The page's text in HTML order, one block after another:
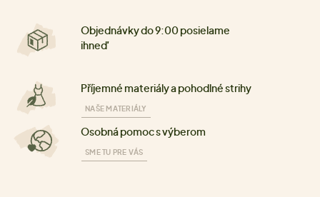
Objednávky do 9:00 posielame
ihneď
Příjemné materiály a pohodlné strihy
NAŠE MATERIÁLY
Osobná pomoc s výberom
SME TU PRE VÁS